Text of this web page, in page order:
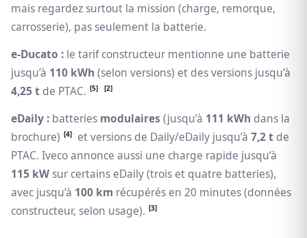
mais regardez surtout la mission (charge, remorque,
carrosserie), pas seulement la batterie.
e-Ducato : le tarif constructeur mentionne une batterie
jusqu’à 110 kWh (selon versions) et des versions jusqu’à
4,25 t de PTAC. [5] [2]
eDaily : batteries modulaires (jusqu’à 111 kWh dans la
brochure) [4] et versions de Daily/eDaily jusqu’à 7,2 t de
PTAC. Iveco annonce aussi une charge rapide jusqu’à
115 kWsur certains eDaily (trois et quatre batteries),
avec jusqu’à 100 km récupérés en 20 minutes (données
constructeur, selon usage). [3]